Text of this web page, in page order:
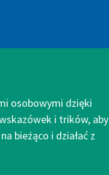
osobowymi dzięki
i trików, aby
bieżąco i działać z